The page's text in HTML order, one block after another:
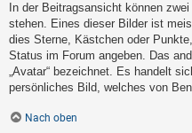
In der Beitragsansicht können
stehen. Eines dieser Bilder ist
dies Sterne, Kästchen oder
Status im Forum angeben. Das
„Avatar“ bezeichnet. Es handelt
persönliches Bild, welches von
Nach oben